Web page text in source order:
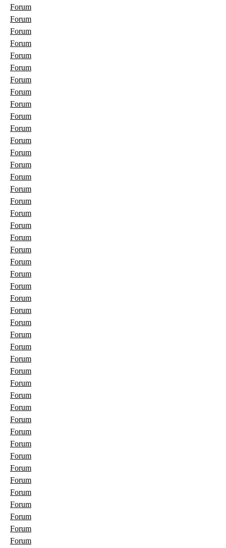
Forum
Forum
Forum
Forum
Forum
Forum
Forum
Forum
Forum
Forum
Forum
Forum
Forum
Forum
Forum
Forum
Forum
Forum
Forum
Forum
Forum
Forum
Forum
Forum
Forum
Forum
Forum
Forum
Forum
Forum
Forum
Forum
Forum
Forum
Forum
Forum
Forum
Forum
Forum
Forum
Forum
Forum
Forum
Forum
Forum